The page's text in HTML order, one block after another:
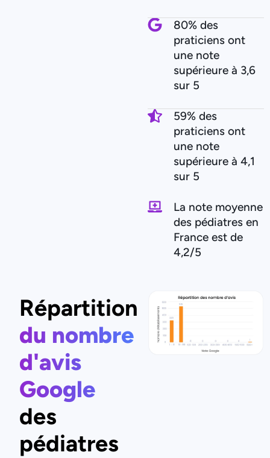
80% des
praticiens ont
une note
supérieure à 3,6
sur 5
59% des
praticiens ont
une note
supérieure à 4,1
sur 5
La note moyenne
des pédiatres en
France est de
4,2/5
Répartition
du nombre
d'avis
Google
des
pédiatres